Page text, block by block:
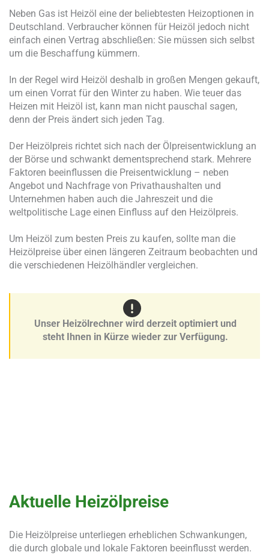
Neben Gas ist Heizöl eine der beliebtesten Heizoptionen in
Deutschland. Verbraucher können für Heizöl jedoch nicht
einfach einen Vertrag abschließen: Sie müssen sich selbst
um die Beschaffung kümmern.
In der Regel wird Heizöl deshalb in großen Mengen gekauft,
um einen Vorrat für den Winter zu haben. Wie teuer das
Heizen mit Heizöl ist, kann man nicht pauschal sagen,
denn der Preis ändert sich jeden Tag.
Der Heizölpreis richtet sich nach der Ölpreisentwicklung an
der Börse und schwankt dementsprechend stark. Mehrere
Faktoren beeinflussen die Preisentwicklung – neben
Angebot und Nachfrage von Privathaushalten und
Unternehmen haben auch die Jahreszeit und die
weltpolitische Lage einen Einfluss auf den Heizölpreis.
Um Heizöl zum besten Preis zu kaufen, sollte man die
Heizölpreise über einen längeren Zeitraum beobachten und
die verschiedenen Heizölhändler vergleichen.
Unser Heizölrechner wird derzeit optimiert und
steht Ihnen in Kürze wieder zur Verfügung.
Aktuelle Heizölpreise
Die Heizölpreise unterliegen erheblichen Schwankungen,
die durch globale und lokale Faktoren beeinflusst werden.